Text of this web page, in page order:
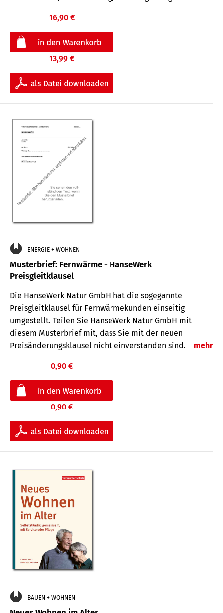
16,90 €
13,99 €
ENERGIE + WOHNEN
Musterbrief: Fernwärme - HanseWerk
Preisgleitklausel
Die HanseWerk Natur GmbH hat die sogegannte
Preisgleitklausel für Fernwärmekunden einseitig
umgestellt. Teilen Sie HanseWerk Natur GmbH mit
diesem Musterbrief mit, dass Sie mit der neuen
Preisänderungsklausel nicht einverstanden sind.
mehr
0,90 €
0,90 €
BAUEN + WOHNEN